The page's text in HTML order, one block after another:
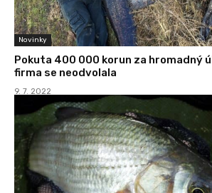
Novinky
Pokuta 400 000 korun za hromadný
firma se neodvolala
9. 7. 2022